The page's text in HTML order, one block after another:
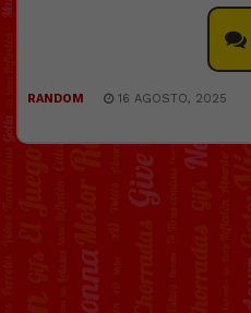
RANDOM 16 AGOSTO, 2025